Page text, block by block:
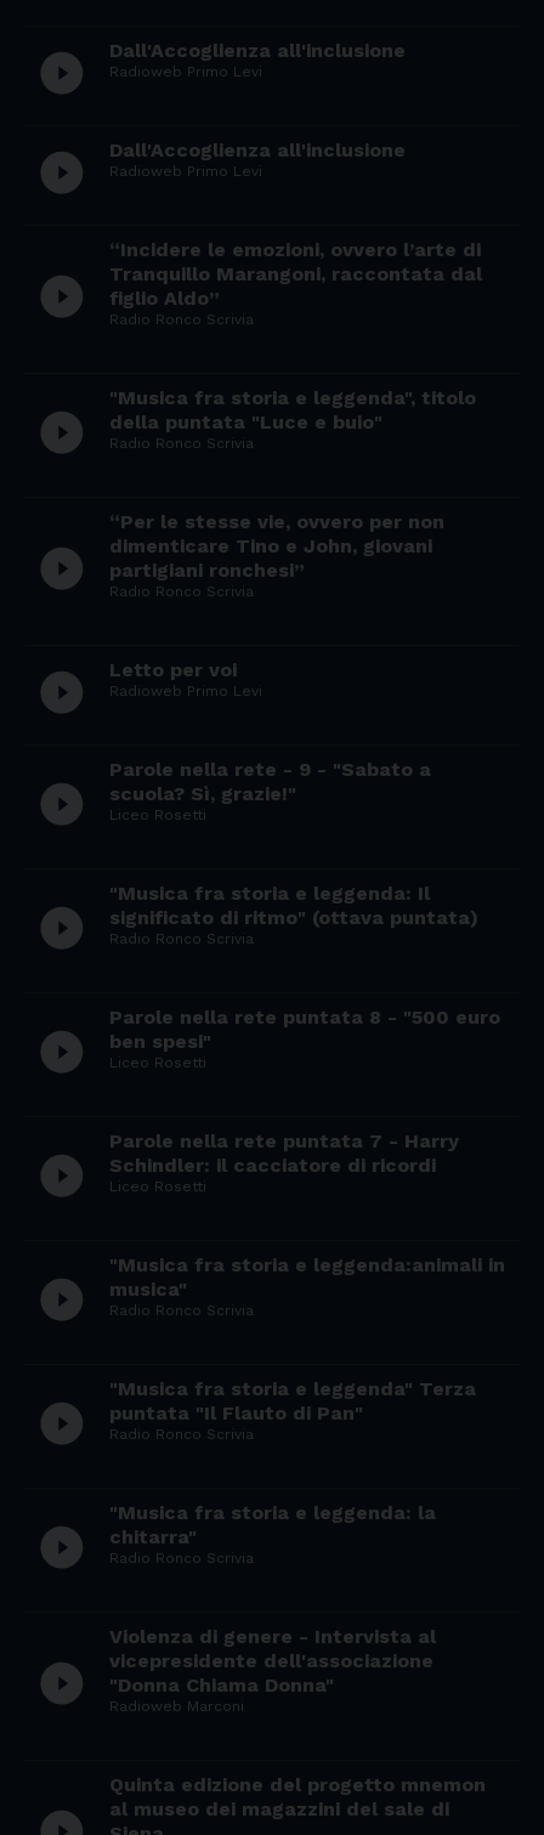
play_circle_filled Dall'Accoglienza all'inclusione
Radioweb Primo Levi
play_circle_filled Dall'Accoglienza all'inclusione
Radioweb Primo Levi
play_circle_filled
“Incidere le emozioni, ovvero l’arte di
Tranquillo Marangoni, raccontata dal
figlio Aldo”
Radio Ronco Scrivia
play_circle_filled
"Musica fra storia e leggenda", titolo
della puntata "Luce e buio"
Radio Ronco Scrivia
play_circle_filled
“Per le stesse vie, ovvero per non
dimenticare Tino e John, giovani
partigiani ronchesi”
Radio Ronco Scrivia
play_circle_filled Letto per voi
Radioweb Primo Levi
play_circle_filled
Parole nella rete - 9 - "Sabato a
scuola? Sì, grazie!"
Liceo Rosetti
play_circle_filled
"Musica fra storia e leggenda: Il
significato di ritmo" (ottava puntata)
Radio Ronco Scrivia
play_circle_filled
Parole nella rete puntata 8 - "500 euro
ben spesi"
Liceo Rosetti
play_circle_filled
Parole nella rete puntata 7 - Harry
Schindler: il cacciatore di ricordi
Liceo Rosetti
play_circle_filled
"Musica fra storia e leggenda:animali in
musica"
Radio Ronco Scrivia
play_circle_filled
"Musica fra storia e leggenda" Terza
puntata "Il Flauto di Pan"
Radio Ronco Scrivia
play_circle_filled
"Musica fra storia e leggenda: la
chitarra"
Radio Ronco Scrivia
play_circle_filled
Violenza di genere - Intervista al
vicepresidente dell'associazione
"Donna Chiama Donna"
Radioweb Marconi
Quinta edizione del progetto mnemon
al museo dei magazzini del sale di